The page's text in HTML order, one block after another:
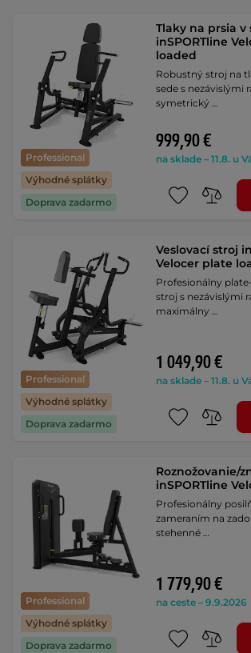
Professional
Výhodné splátky
Doprava zadarmo
Tlaky na prsia v
inSPORTline
loaded
Robustný stroj na
sede s nezávislými
symetrický …
999,90 €
na sklade – 11.8. u
Professional
Výhodné splátky
Doprava zadarmo
Veslovací stroj
Velocer plate
Profesionálny
stroj s nezávislými
maximálny …
1 049,90 €
na sklade – 11.8. u
Professional
Výhodné splátky
Doprava zadarmo
Roznožovanie/
inSPORTline
Profesionálny
zameraním na
stehenné …
1 779,90 €
na ceste – 9.9.2026